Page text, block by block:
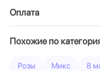
Оплата
Похожие по
Розы Микс 8